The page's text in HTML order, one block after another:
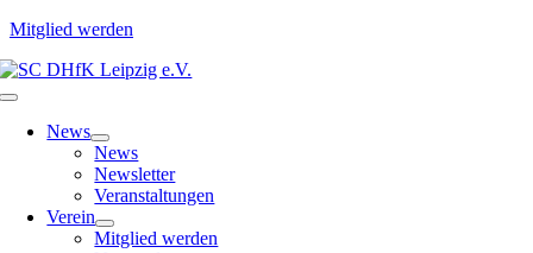
Mitglied werden
Zum
Inhalt
Toggle
NavigationNews
News
Newsletter
Veranstaltungen
Verein
Mitglied werden